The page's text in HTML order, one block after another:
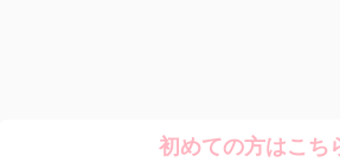
初めての方はこち